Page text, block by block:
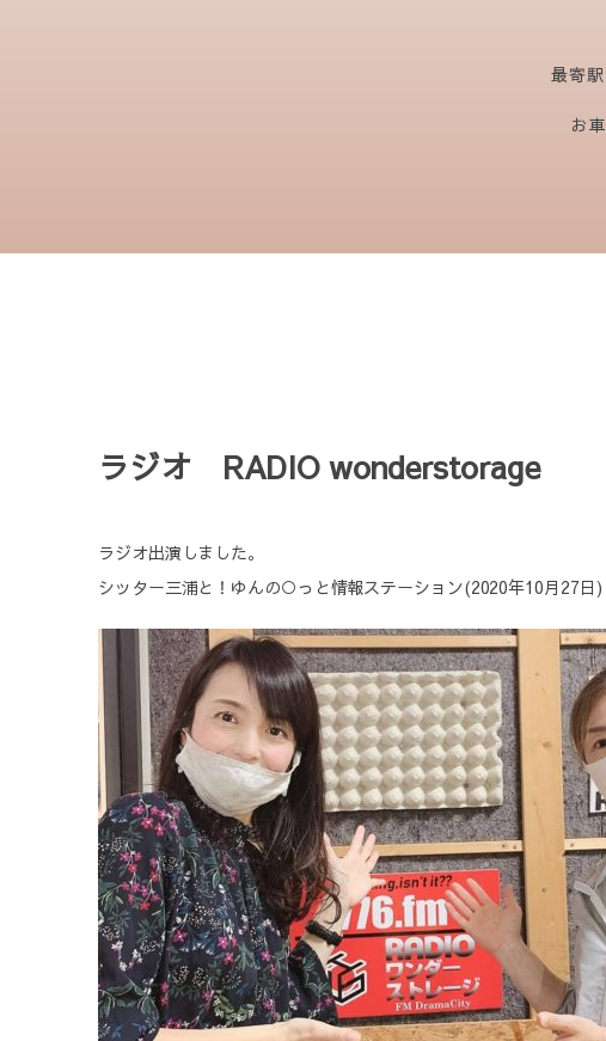
最寄
お
ラジオ RADIO wonderstorage
ラジオ出演しました。
シッター三浦と！ゆんの○っと情報ステーション(2020年10月27日)